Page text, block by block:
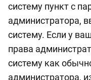
систему пункт с
администратора,
систему. Если у
права
систему как
администратора,